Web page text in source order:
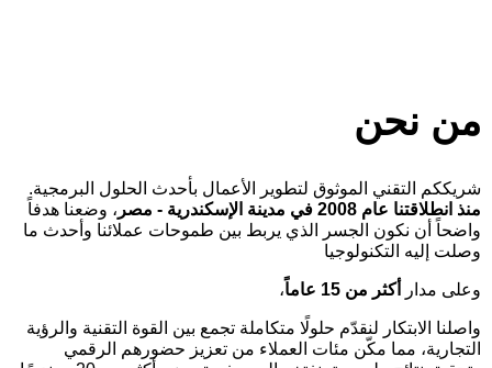
من نحن
شريككم التقني الموثوق لتطوير الأعمال بأحدث الحلول البرمجية.
منذ انطلاقتنا عام 2008 في مدينة الإسكندرية - مصر
، وضعنا هدفاً
واضحاً أن نكون الجسر الذي يربط بين طموحات عملائنا وأحدث ما
وصلت إليه التكنولوجيا
وعلى مدار أكثر من 15 عاماً ،
واصلنا الابتكار لنقدّم حلولًا متكاملة تجمع بين القوة التقنية والرؤية
التجارية، مما مكّن مئات العملاء من تعزيز حضورهم الرقمي